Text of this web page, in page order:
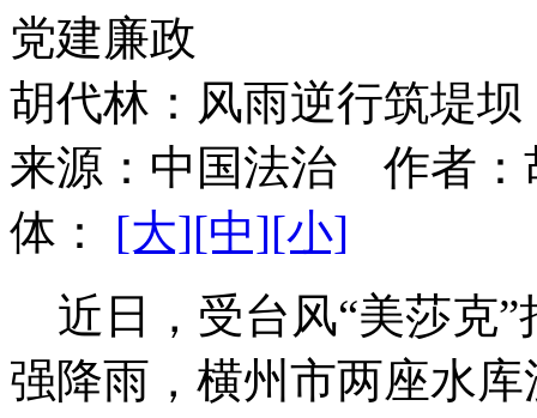
党建廉政
胡代林：风雨逆行筑堤
来源： 中国法治 作者：
体： [大][中][小]
近日，受台风“美莎克”
强降雨，横州市两座水